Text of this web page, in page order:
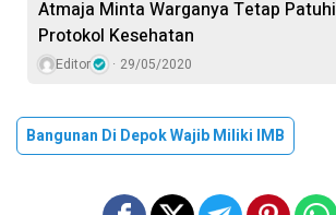
Atmaja Minta Warganya Tetap Patuhi
Protokol Kesehatan
Editor 29/05/2020
Bangunan Di Depok Wajib Miliki IMB